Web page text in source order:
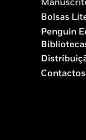
Bolsas
Penguin
Contactos